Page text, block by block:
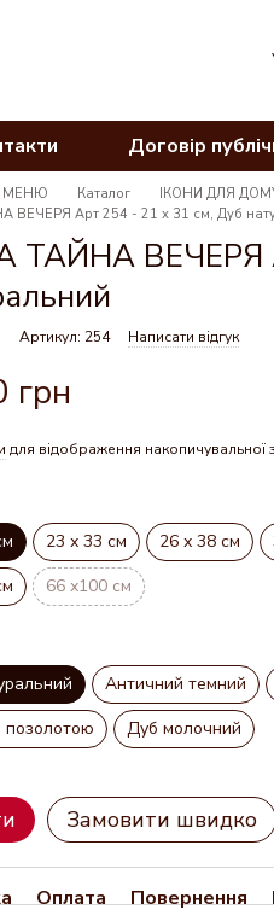
Договір
МЕНЮ Каталог
ІКОНИ ДЛЯ
ВЕЧЕРЯ Арт 254 - 21 х 31 см, Дуб
ТАЙНА ВЕЧЕРЯ
Артикул: 254 Написати відгук
грн
для відображення накопичувальної
23 х 33 см 26 х 38 см
66 х100 см
Античний темний
позолотою
Дуб молочний
Замовити швидко
Оплата Повернення